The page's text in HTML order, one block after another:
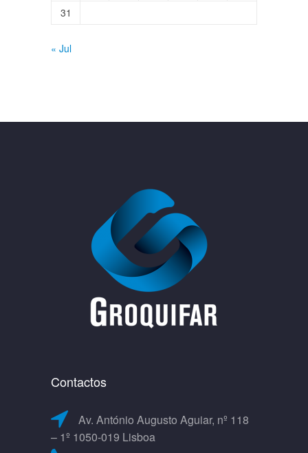
31
« Jul
Contactos
Av. António Augusto Aguiar, nº 118
– 1º 1050-019 Lisboa